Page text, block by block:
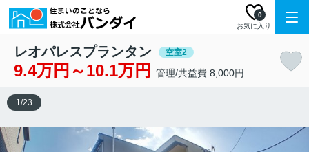
お気に入り
0
レオパレスプランタン 空室2
9.4万円～10.1万円 管理/共益費 8,000円
1/23